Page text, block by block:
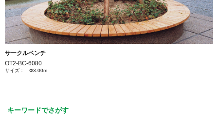
サークルベンチ
OT2-BC-6080
サイズ： Φ3.00m
キーワードでさがす